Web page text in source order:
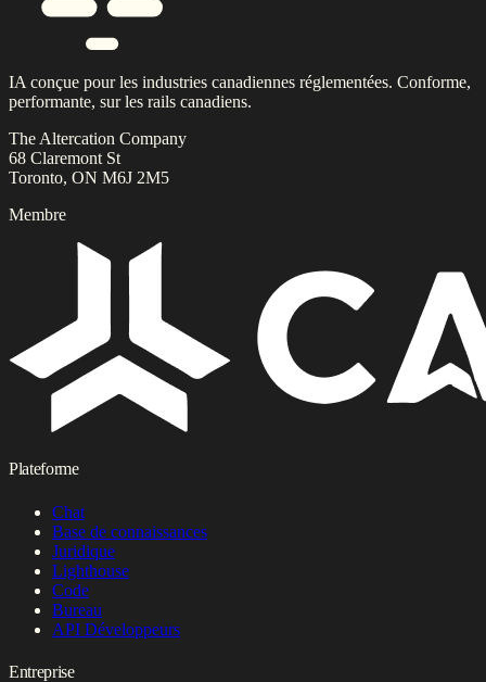
IA conçue pour les industries canadiennes réglementées. Conforme,
performante, sur les rails canadiens.
The Altercation Company
68 Claremont St
Toronto, ON M6J 2M5
Membre
Plateforme
Chat
Base de connaissances
Juridique
Lighthouse
Code
Bureau
API Développeurs
Entreprise